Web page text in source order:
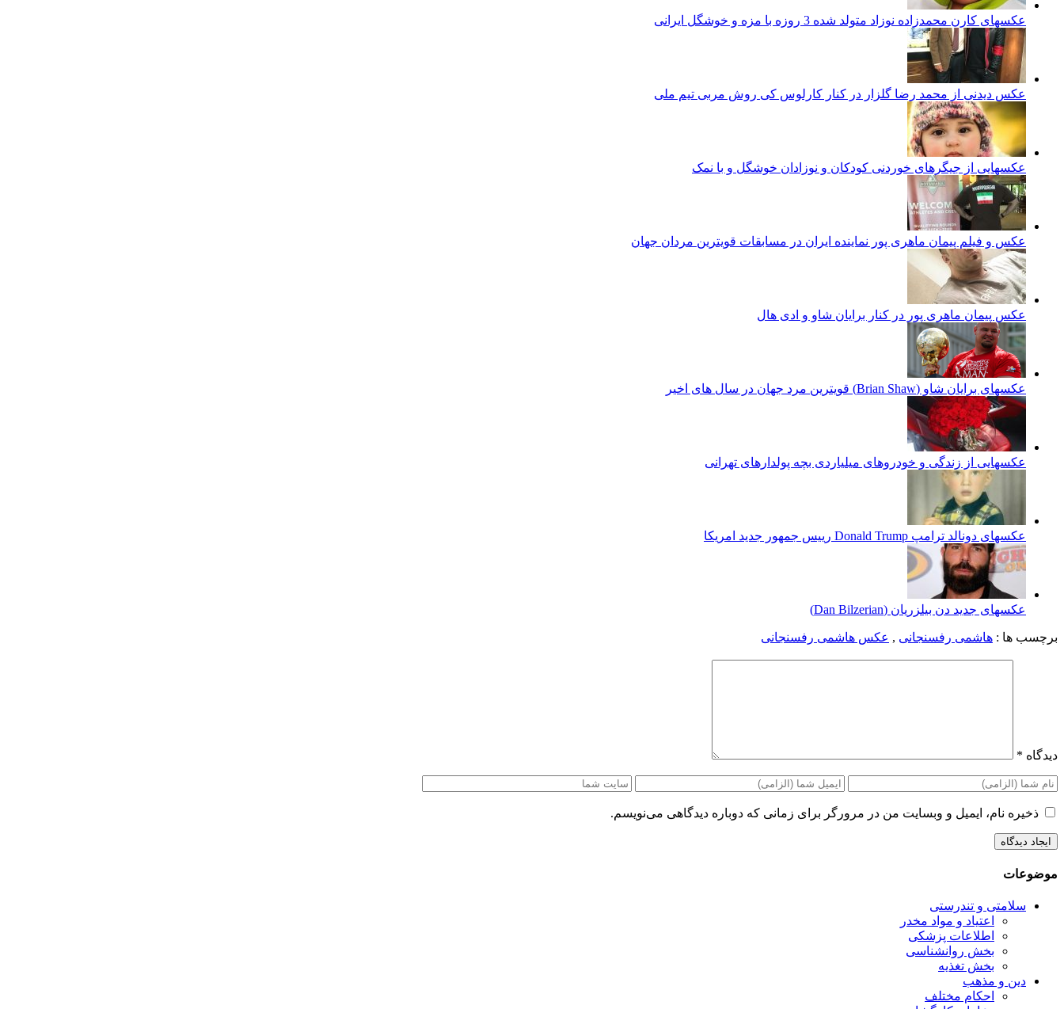
عکسهای کارن محمدزاده نوزاد متولد شده 3 روزه با مزه و خوشگل ایرانی
عکس دیدنی از محمد رضا گلزار در کنار کارلوس کی روش مربی تیم ملی
عکسهایی از جیگرهای خوردنی کودکان و نوزادان خوشگل و با نمک
عکس و فیلم پیمان ماهری پور نماینده ایران در مسابقات قویترین مردان جهان
عکس پیمان ماهری پور در کنار برایان شاو و ادی هال
عکسهای برایان شاو (Brian Shaw) قویترین مرد جهان در سال های اخیر
عکسهایی از زندگی و خودروهای میلیاردی بچه پولدارهای تهرانی
عکسهای دونالد ترامپ Donald Trump رییس جمهور جدید امریکا
عکسهای جدید دن بیلزریان (Dan Bilzerian)
برچسب ها : هاشمی رفسنجانی , عکس هاشمی رفسنجانی
دیدگاه *
ذخیره نام، ایمیل و وبسایت من در مرورگر برای زمانی که دوباره دیدگاهی می‌نویسم.
موضوعات
سلامتی و تندرستی
اعتیاد و مواد مخدر
اطلاعات پزشکی
بخش روانشناسی
بخش تغذیه
دین و مذهب
احکام مختلف